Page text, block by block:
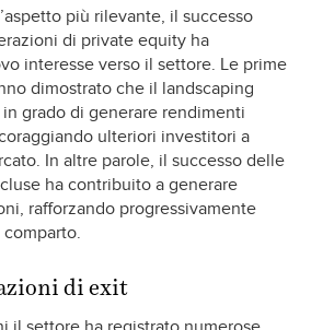
più rilevante, il successo
di private equity ha
interesse verso il settore. Le prime
dimostrato che il landscaping
grado di generare rendimenti
ulteriori investitori a
In altre parole, il successo delle
ha contribuito a generare
rafforzando progressivamente
di exit